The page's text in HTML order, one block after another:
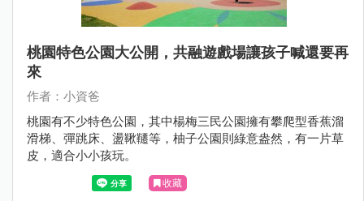
桃園特色公園大公開，共融遊戲場讓孩子喊還要再
來
作者：小資爸
桃園有不少特色公園，其中楊梅三民公園擁有攀爬型香蕉溜
滑梯、彈跳床、盪鞦韆等，柚子公園則綠意盎然，有一片草
皮，適合小小孩玩。
收藏